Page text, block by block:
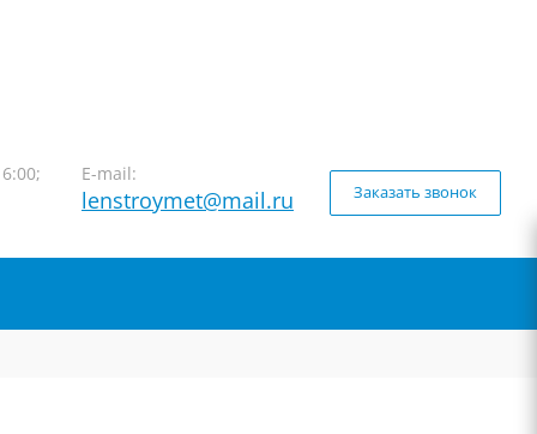
E-mail:
lenstroymet@mail.ru Заказать звонок